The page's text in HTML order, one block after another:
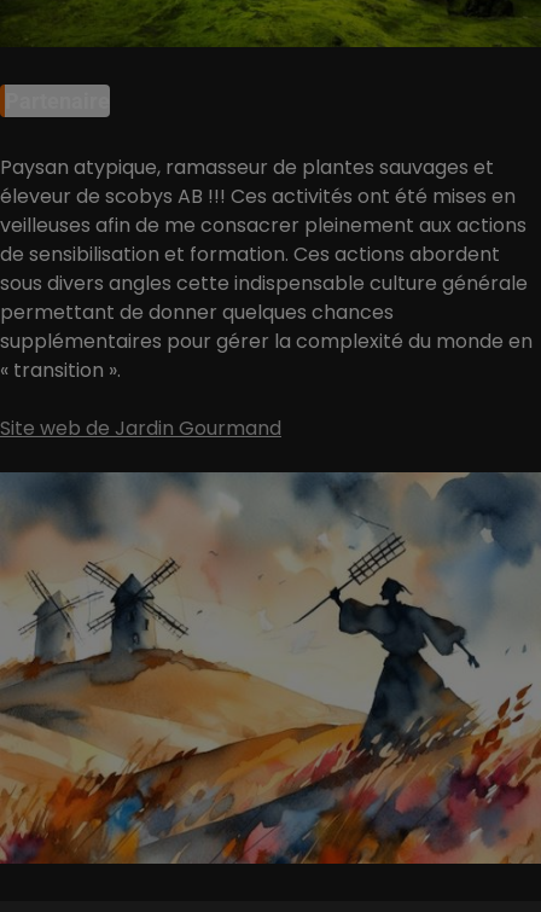
Paysan atypique, ramasseur de plantes sauvages et
éleveur de scobys AB !!! Ces activités ont été mises en
veilleuses afin de me consacrer pleinement aux actions
de sensibilisation et formation. Ces actions abordent
sous divers angles cette indispensable culture générale
permettant de donner quelques chances
supplémentaires pour gérer la complexité du monde en
« transition ».
Site web de Jardin Gourmand